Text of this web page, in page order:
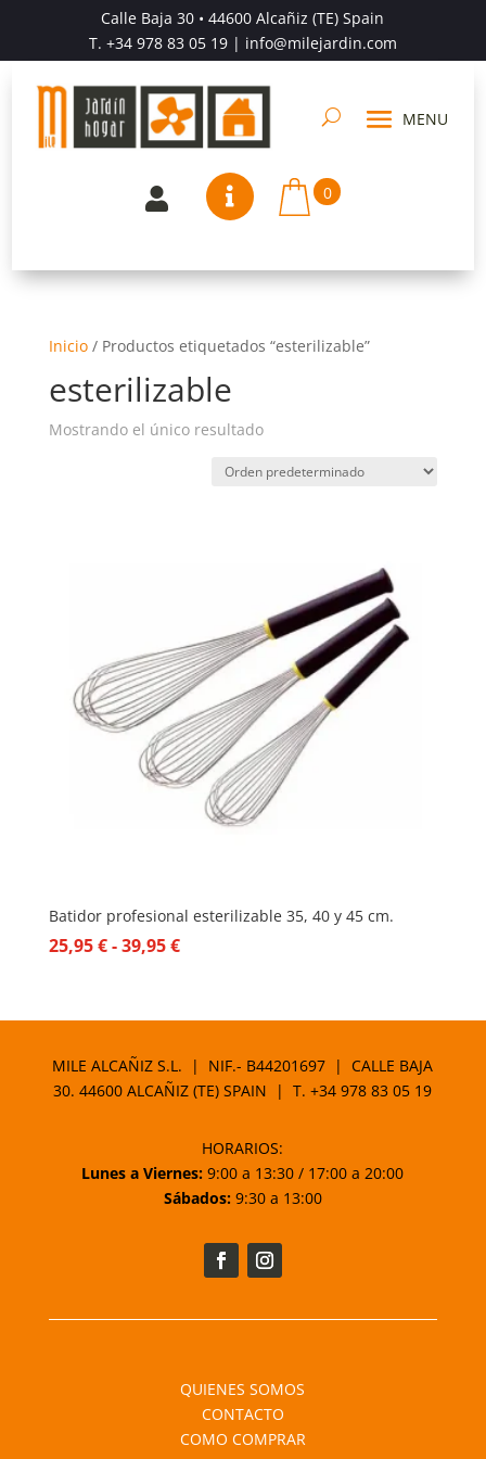
Calle Baja 30 • 44600 Alcañiz (TE) Spain
T. +34 978 83 05 19| info@milejardin.com
  0
Inicio/ Productos etiquetados “esterilizable”
esterilizable
Mostrando el único resultado
Batidor profesional esterilizable 35, 40 y 45 cm.
25,95€-39,95€Rango
25,95 €
hasta
MILE ALCAÑIZ S.L. | NIF.- B44201697 | CALLE BAJA
30. 44600 ALCAÑIZ (TE) SPAIN | T.+34 978 83 05 19
HORARIOS:
Lunes a Viernes: 9:00 a 13:30 / 17:00 a 20:00
Sábados:9:30 a 13:00
QUIENES SOMOS
CONTACTO
COMO COMPRAR